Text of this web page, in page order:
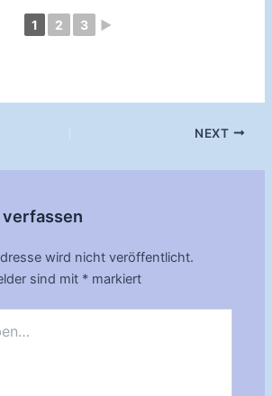
1 2 3 ►
NEXT
verfassen
wird nicht veröffentlicht.
sind mit * markiert